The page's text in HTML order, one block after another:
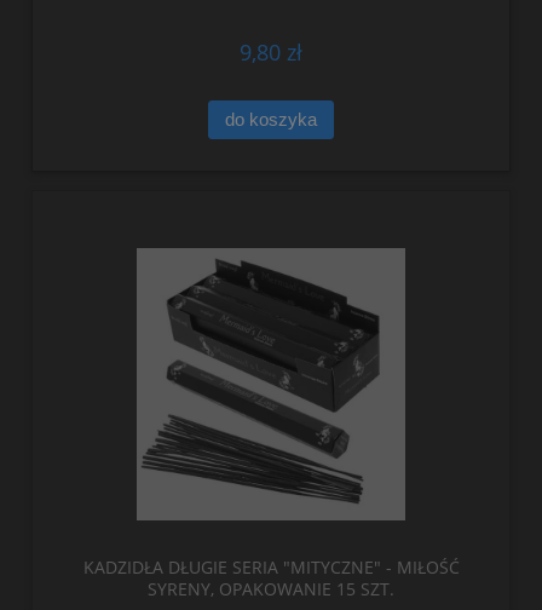
9,80 zł
do koszyka
KADZIDŁA DŁUGIE SERIA "MITYCZNE" - MIŁOŚĆ
SYRENY, OPAKOWANIE 15 SZT.